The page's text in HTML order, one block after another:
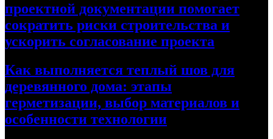
проектной документации помогает
сократить риски строительства и
ускорить согласование проекта
Как выполняется теплый шов для
деревянного дома: этапы
герметизации, выбор материалов и
особенности технологии